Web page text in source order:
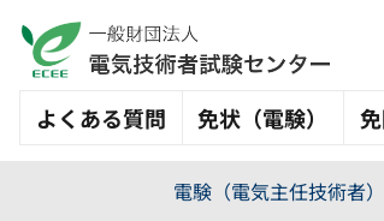
よくある質問 免状（電験）
電験（電気主任技術者